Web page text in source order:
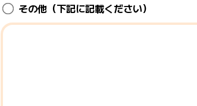
その他（下記に記載ください）